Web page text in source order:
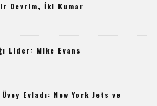
Devrim, İki Kumar
Lider: Mike Evans
Üvey Evladı: New York Jets ve